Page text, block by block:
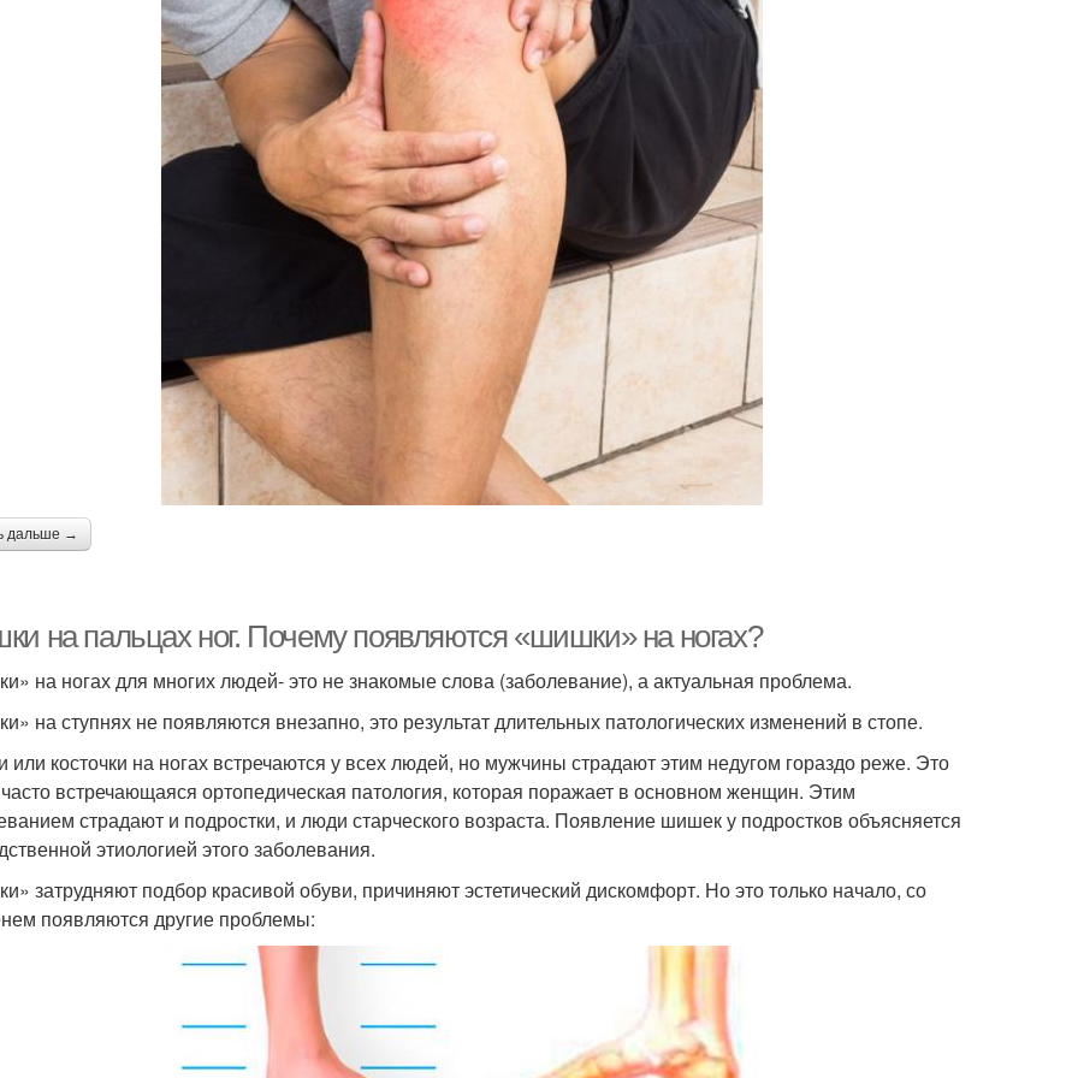
дальше →
на пальцах ног. Почему появляются «шишки» на ногах?
на ногах для многих людей- это не знакомые слова (заболевание), а актуальная проблема.
на ступнях не появляются внезапно, это результат длительных патологических изменений в стопе.
косточки на ногах встречаются у всех людей, но мужчины страдают этим недугом гораздо реже. Это
встречающаяся ортопедическая патология, которая поражает в основном женщин. Этим
страдают и подростки, и люди старческого возраста. Появление шишек у подростков объясняется
этиологией этого заболевания.
затрудняют подбор красивой обуви, причиняют эстетический дискомфорт. Но это только начало, со
появляются другие проблемы: